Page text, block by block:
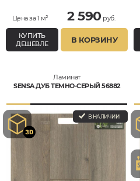
Цена за 1 м² 2 590 руб.
КУПИТЬ
ДЕШЕВЛЕ
В КОРЗИНУ
Ламинат
SENSA ДУБ ТЕМНО-СЕРЫЙ 56882
В НАЛИЧИИ